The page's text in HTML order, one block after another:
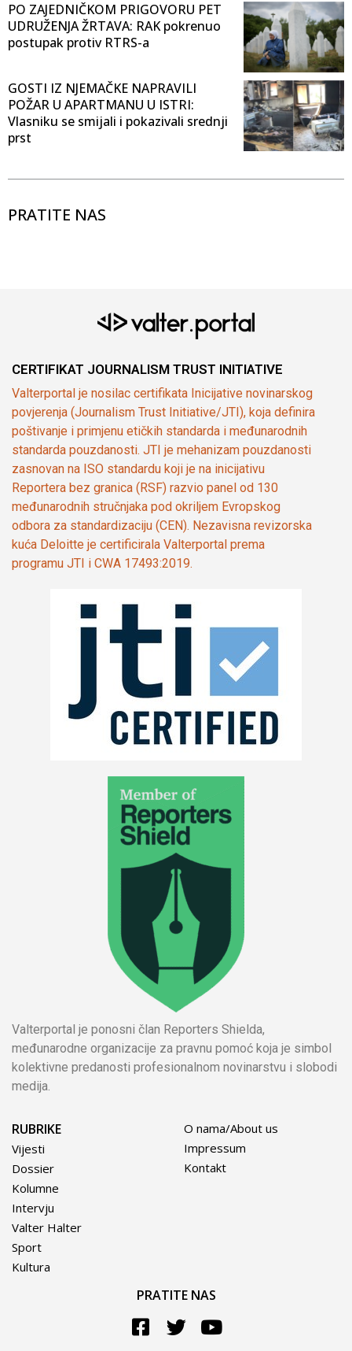
PO ZAJEDNIČKOM PRIGOVORU PET
UDRUŽENJA ŽRTAVA: RAK pokrenuo
postupak protiv RTRS-a
GOSTI IZ NJEMAČKE NAPRAVILI
POŽAR U APARTMANU U ISTRI:
Vlasniku se smijali i pokazivali srednji
prst
PRATITE NAS
CERTIFIKAT JOURNALISM TRUST INITIATIVE
Valterportal je nosilac certifikata Inicijative novinarskog
povjerenja (Journalism Trust Initiative/JTI), koja definira
poštivanje i primjenu etičkih standarda i međunarodnih
standarda pouzdanosti. JTI je mehanizam pouzdanosti
zasnovan na ISO standardu koji je na inicijativu
Reportera bez granica (RSF) razvio panel od 130
međunarodnih stručnjaka pod okriljem Evropskog
odbora za standardizaciju (CEN). Nezavisna revizorska
kuća Deloitte je certificirala Valterportal prema
programu JTI i CWA 17493:2019.
Valterportal je ponosni član Reporters Shielda,
međunarodne organizacije za pravnu pomoć koja je simbol
kolektivne predanosti profesionalnom novinarstvu i slobodi
medija.
RUBRIKE
Vijesti
Dossier
Kolumne
Intervju
Valter Halter
Sport
Kultura
O nama/About us
Impressum
Kontakt
PRATITE NAS